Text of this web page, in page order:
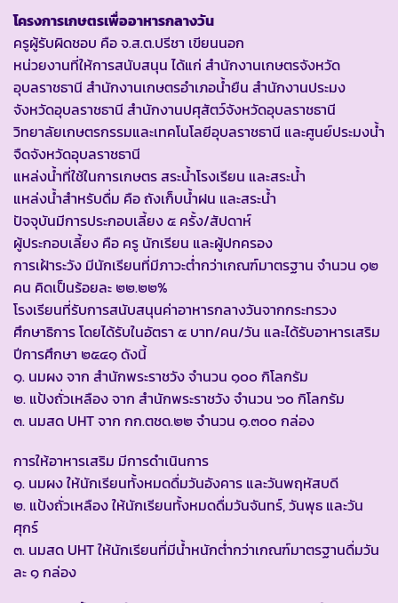
โครงการเกษตรเพื่ออาหารกลางวัน
ครูผู้รับผิดชอบ คือ จ.ส.ต.ปรีชา เขียนนอก
หน่วยงานที่ให้การสนับสนุน ได้แก่ สำนักงานเกษตรจังหวัด
อุบลราชธานี สำนักงานเกษตรอำเภอน้ำยืน สำนักงานประมง
จังหวัดอุบลราชธานี สำนักงานปศุสัตว์จังหวัดอุบลราชธานี
วิทยาลัยเกษตรกรรมและเทคโนโลยีอุบลราชธานี และศูนย์ประมงน้ำ
จืดจังหวัดอุบลราชธานี
แหล่งน้ำที่ใช้ในการเกษตร สระน้ำโรงเรียน และสระน้ำ
แหล่งน้ำสำหรับดื่ม คือ ถังเก็บน้ำฝน และสระน้ำ
ปัจจุบันมีการประกอบเลี้ยง ๕ ครั้ง/สัปดาห์
ผู้ประกอบเลี้ยง คือ ครู นักเรียน และผู้ปกครอง
การเฝ้าระวัง มีนักเรียนที่มีภาวะต่ำกว่าเกณฑ์มาตรฐาน จำนวน ๑๒
คน คิดเป็นร้อยละ ๒๒.๒๒%
โรงเรียนที่รับการสนับสนุนค่าอาหารกลางวันจากกระทรวง
ศึกษาธิการ โดยได้รับในอัตรา ๕ บาท/คน/วัน และได้รับอาหารเสริม
ปีการศึกษา ๒๕๔๑ ดังนี้
๑. นมผง จาก สำนักพระราชวัง จำนวน ๑๐๐ กิโลกรัม
๒. แป้งถั่วเหลือง จาก สำนักพระราชวัง จำนวน ๖๐ กิโลกรัม
๓. นมสด UHT จาก กก.ตชด.๒๒ จำนวน ๑.๓๐๐ กล่อง
การให้อาหารเสริม มีการดำเนินการ
๑. นมผง ให้นักเรียนทั้งหมดดื่มวันอังคาร และวันพฤหัสบดี
๒. แป้งถั่วเหลือง ให้นักเรียนทั้งหมดดื่มวันจันทร์, วันพุธ และวัน
ศุกร์
๓. นมสด UHT ให้นักเรียนที่มีน้ำหนักต่ำกว่าเกณฑ์มาตรฐานดื่มวัน
ละ ๑ กล่อง